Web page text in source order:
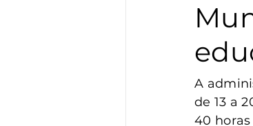
Vigilância
A
de 13 a
40